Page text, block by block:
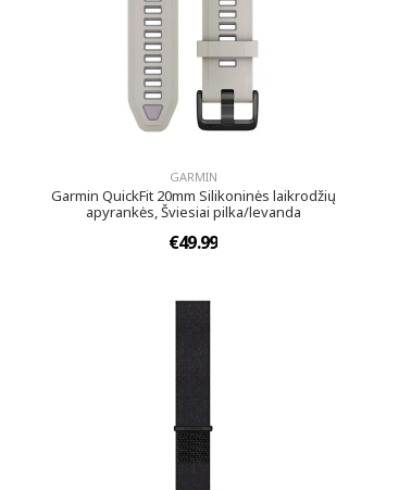
GARMIN
Garmin QuickFit 20mm Silikoninės laikrodžių
apyrankės, Šviesiai pilka/levanda
€49.99